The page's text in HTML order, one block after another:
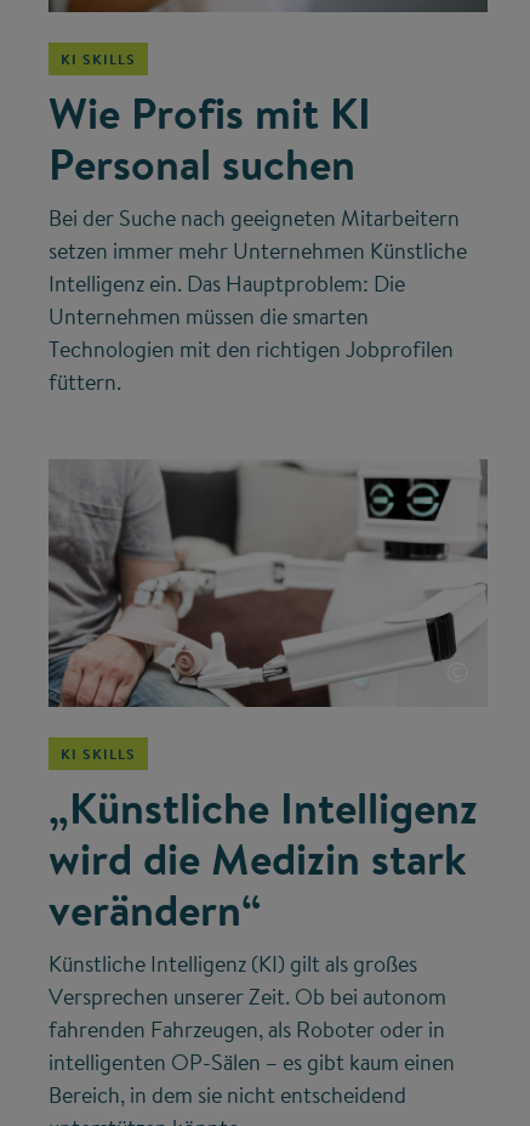
KI SKILLS
Wie Profis mit KI
Personal suchen
Bei der Suche nach geeigneten Mitarbeitern
setzen immer mehr Unternehmen Künstliche
Intelligenz ein. Das Hauptproblem: Die
Unternehmen müssen die smarten
Technologien mit den richtigen Jobprofilen
füttern.
©
KI SKILLS
„Künstliche Intelligenz
wird die Medizin stark
verändern“
Künstliche Intelligenz (KI) gilt als großes
Versprechen unserer Zeit. Ob bei autonom
fahrenden Fahrzeugen, als Roboter oder in
intelligenten OP-Sälen – es gibt kaum einen
Bereich, in dem sie nicht entscheidend